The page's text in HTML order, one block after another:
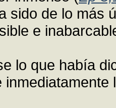
sido de lo más
e
lo que había